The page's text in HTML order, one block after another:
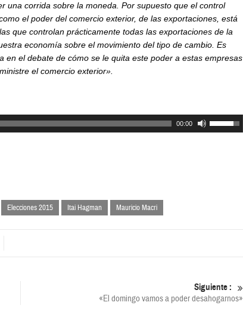
una corrida sobre la moneda. Por supuesto que el control
el poder del comercio exterior, de las exportaciones, está
que controlan prácticamente todas las exportaciones de la
economía sobre el movimiento del tipo de cambio. Es
en el debate de cómo se le quita este poder a estas empresas
el comercio exterior».
00:00
Elecciones 2015 Itai Hagman Mauricio Macri
Siguiente :
«El domingo vamos a poder desahogarnos»